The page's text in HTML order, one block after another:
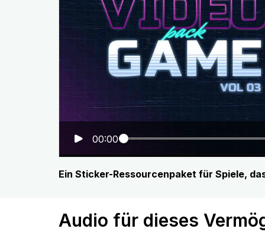
00:00
Ein Sticker-Ressourcenpaket für Spiele,
Audio für dieses